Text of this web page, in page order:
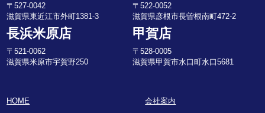
〒527-0042
滋賀県東近江市外町1381-3
〒522-0052
滋賀県彦根市長曽根南町472-2
長浜米原店
〒521-0062
滋賀県米原市宇賀野250
甲賀店
〒528-0005
滋賀県甲賀市水口町水口5681
HOME 会社案内